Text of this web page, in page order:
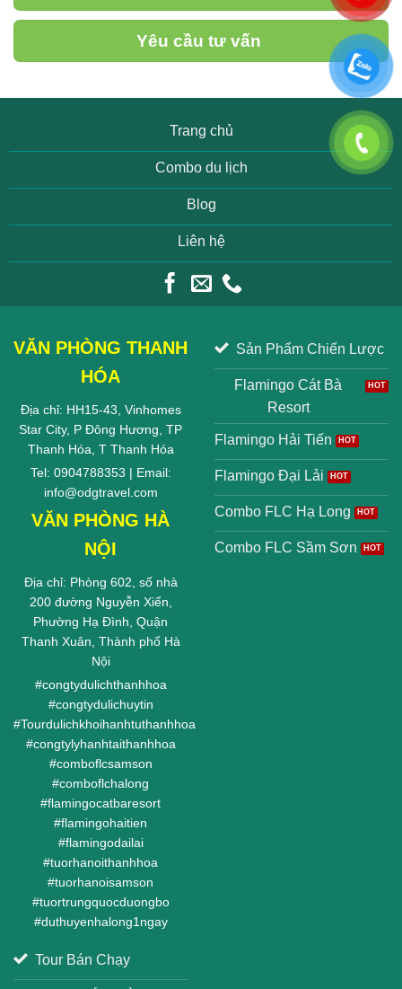
Yêu cầu tư vấn
Trang chủ
Combo du lịch
Blog
Liên hệ
VĂN PHÒNG THANH
HÓA
Địa chỉ: HH15-43, Vinhomes
Star City, P Đông Hương, TP
Thanh Hóa, T Thanh Hóa
Tel: 0904788353 | Email:
info@odgtravel.com
VĂN PHÒNG HÀ
NỘI
Địa chỉ: Phòng 602, số nhà
200 đường Nguyễn Xiển,
Phường Hạ Đình, Quận
Thanh Xuân, Thành phố Hà
Nội
#congtydulichthanhhoa
#congtydulichuytin
#Tourdulichkhoihanhtuthanhhoa
#congtylyhanhtaithanhhoa
#comboflcsamson
#comboflchalong
#flamingocatbaresort
#flamingohaitien
#flamingodailai
#tuorhanoithanhhoa
#tuorhanoisamson
#tuortrungquocduongbo
#duthuyenhalong1ngay
Sản Phẩm Chiến Lược
Flamingo Cát Bà
Resort
Flamingo Hải Tiến
Flamingo Đại Lải
Combo FLC Hạ Long
Combo FLC Sầm Sơn
Tour Bán Chạy